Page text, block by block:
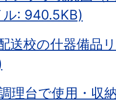
ル: 940.5KB)
配送校の什器備品
調理台で使用・収